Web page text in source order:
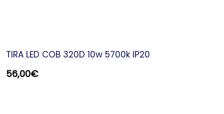
TIRA LED COB 320D 10w 5700k IP20
56,00€